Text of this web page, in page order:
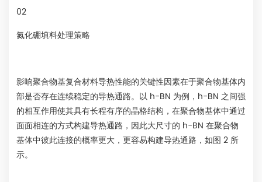
02
氮化硼填料处理策略
影响聚合物基复合材料导热性能的关键性因素在于聚合物基体内
部是否存在连续稳定的导热通路。以 h-BN 为例，h-BN 之间强
的相互作用使其具有长程有序的晶格结构，在聚合物基体中通过
面面相连的方式构建导热通路，因此大尺寸的 h-BN 在聚合物
基体中彼此连接的概率更大，更容易构建导热通路，如图 2 所
示。